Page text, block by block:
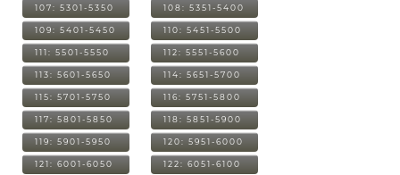
107: 5301-5350 108: 5351-5400
109: 5401-5450 110: 5451-5500
111: 5501-5550 112: 5551-5600
113: 5601-5650 114: 5651-5700
115: 5701-5750 116: 5751-5800
117: 5801-5850 118: 5851-5900
119: 5901-5950 120: 5951-6000
121: 6001-6050 122: 6051-6100